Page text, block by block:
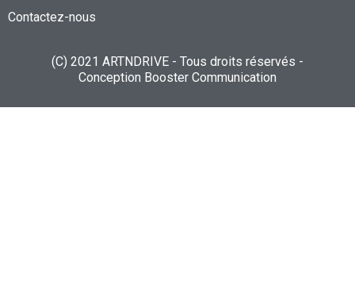
Contactez-nous
(C) 2021 ARTNDRIVE - Tous droits réservés -
Conception Booster Communication